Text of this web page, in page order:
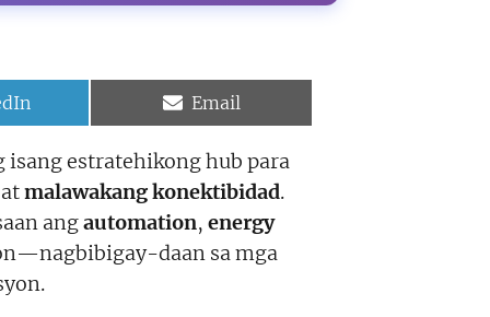
Share
Email
isang estratehikong hub para
malawakang konektibidad.
angautomation, energy
daan sa mga